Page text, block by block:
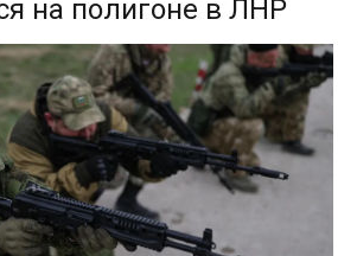
на полигоне в ЛНР